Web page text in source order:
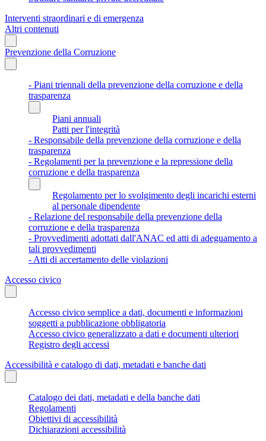
Interventi straordinari e di emergenza
Altri contenuti
Prevenzione della Corruzione
- Piani triennali della prevenzione della corruzione e della
trasparenza
Piani annuali
Patti per l'integrità
- Responsabile della prevenzione della corruzione e della
trasparenza
- Regolamenti per la prevenzione e la repressione della
corruzione e della trasparenza
Regolamento per lo svolgimento degli incarichi esterni
al personale dipendente
- Relazione del responsabile della prevenzione della
corruzione e della trasparenza
- Provvedimenti adottati dall'ANAC ed atti di adeguamento a
tali provvedimenti
- Atti di accertamento delle violazioni
Accesso civico
Accesso civico semplice a dati, documenti e informazioni
soggetti a pubblicazione obbligatoria
Accesso civico generalizzato a dati e documenti ulteriori
Registro degli accessi
Accessibilità e catalogo di dati, metadati e banche dati
Catalogo dei dati, metadati e della banche dati
Regolamenti
Obiettivi di accessibilità
Dichiarazioni accessibilità